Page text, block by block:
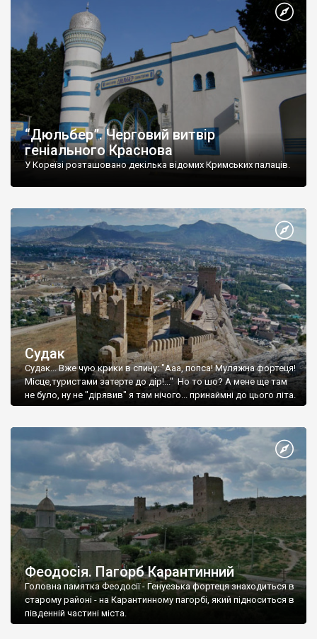
“Дюльбер”. Черговий витвір
геніального Краснова
У Кореїзі розташовано декілька відомих Кримських палаців.
Судак
Судак... Вже чую крики в спину: "Ааа, попса! Муляжна фортеця!
Місце,туристами затерте до дір!..." Но то шо? А мене ще там
не було, ну не "дірявив" я там нічого... принаймні до цього літа.
Феодосія. Пагорб Карантинний
Головна памятка Феодосії - Генуезька фортеця знаходиться в
старому районі - на Карантинному пагорбі, який підноситься в
південній частині міста.